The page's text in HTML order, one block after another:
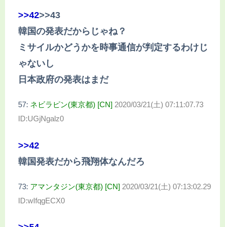
>>42>>43
韓国の発表だからじゃね？
ミサイルかどうかを時事通信が判定するわけじ
ゃないし
日本政府の発表はまだ
57: ネビラピン(東京都) [CN] 2020/03/21(土) 07:11:07.73
ID:UGjNgalz0
>>42
韓国発表だから飛翔体なんだろ
73: アマンタジン(東京都) [CN] 2020/03/21(土) 07:13:02.29
ID:wIfqgECX0